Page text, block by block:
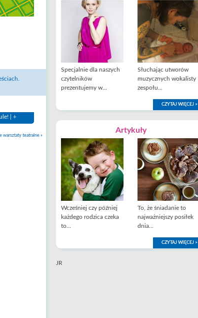
| +
warsztaty teatralne »
Specjalnie dla naszych
czytelników
prezentujemy w...
Słuchając utworów
muzycznych wokalisty
zespołu...
CZYTAJ WIĘCEJ >
Artykuły
Wcześniej czy później
każdego rodzica czeka
to...
To, że śniadanie to
najważniejszy posiłek
dnia...
CZYTAJ WIĘCEJ >
JR